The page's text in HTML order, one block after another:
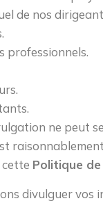
de nos
professionnels.
ne peut
cette Politique
divulguer vos